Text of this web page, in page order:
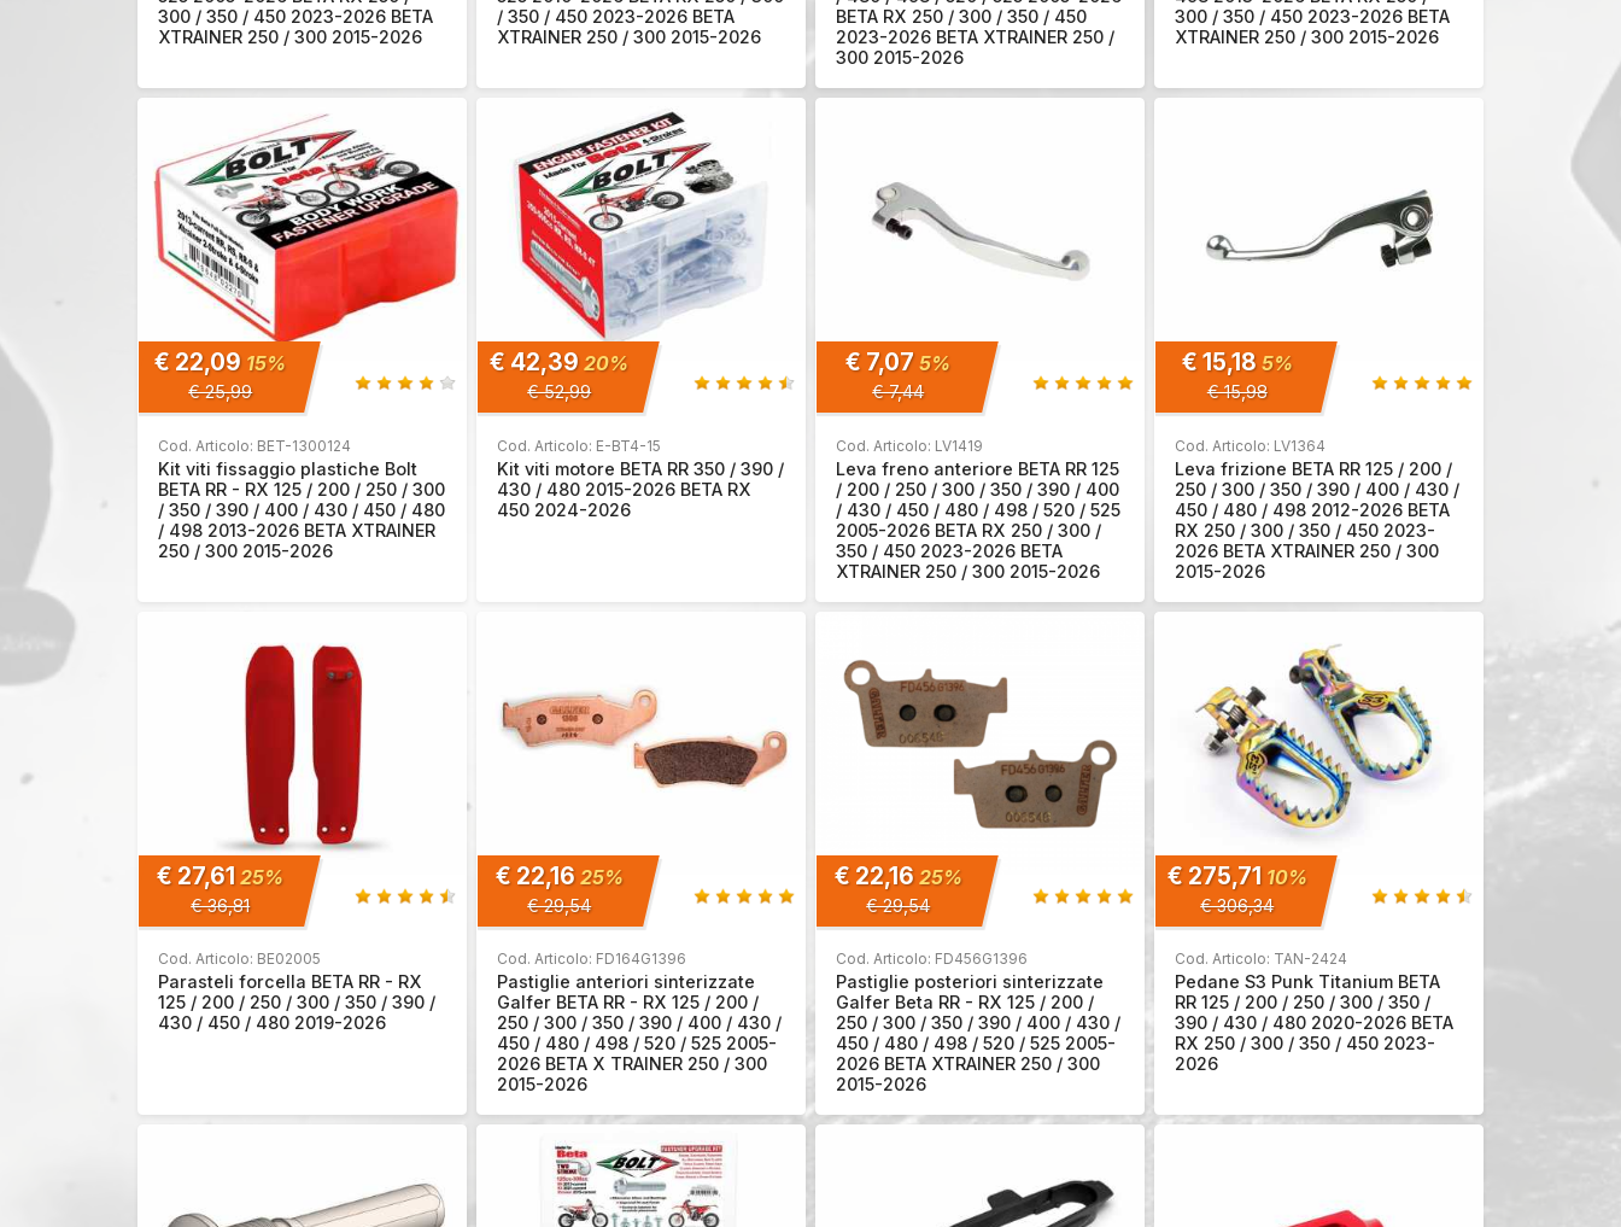
300 / 350 / 450 2023-2026 BETA
XTRAINER 250 / 300 2015-2026
/ 350 / 450 2023-2026 BETA
XTRAINER 250 / 300 2015-2026
BETA RX 250 / 300 / 350 / 450
2023-2026 BETA XTRAINER 250 /
300 2015-2026
300 / 350 / 450 2023-2026 BETA
XTRAINER 250 / 300 2015-2026
€ 22,09 15%
€ 25,99
Cod. Articolo: BET-1300124
Kit viti fissaggio plastiche Bolt
BETA RR - RX 125 / 200 / 250 / 300
/ 350 / 390 / 400 / 430 / 450 / 480
/ 498 2013-2026 BETA XTRAINER
250 / 300 2015-2026
€ 42,3920%
€ 52,99
Cod. Articolo: E-BT4-15
Kit viti motore BETA RR 350 / 390 /
430 / 480 2015-2026 BETA RX
450 2024-2026
€ 7,075%
€ 7,44
Cod. Articolo: LV1419
Leva freno anteriore BETA RR 125
/ 200 / 250 / 300 / 350 / 390 / 400
/ 430 / 450 / 480 / 498 / 520 / 525
2005-2026 BETA RX 250 / 300 /
350 / 450 2023-2026 BETA
XTRAINER 250 / 300 2015-2026
€ 15,18 5%
€ 15,98
Cod. Articolo: LV1364
Leva frizione BETA RR 125 / 200 /
250 / 300 / 350 / 390 / 400 / 430 /
450 / 480 / 498 2012-2026 BETA
RX 250 / 300 / 350 / 450 2023-
2026 BETA XTRAINER 250 / 300
2015-2026
€ 27,6125%
€ 36,81
Cod. Articolo: BE02005
Parasteli forcella BETA RR - RX
125 / 200 / 250 / 300 / 350 / 390 /
430 / 450 / 480 2019-2026
€ 22,16 25%
€ 29,54
Cod. Articolo: FD164G1396
Pastiglie anteriori sinterizzate
Galfer BETA RR - RX 125 / 200 /
250 / 300 / 350 / 390 / 400 / 430 /
450 / 480 / 498 / 520 / 525 2005-
2026 BETA X TRAINER 250 / 300
2015-2026
€ 22,16 25%
€ 29,54
Cod. Articolo: FD456G1396
Pastiglie posteriori sinterizzate
Galfer Beta RR - RX 125 / 200 /
250 / 300 / 350 / 390 / 400 / 430 /
450 / 480 / 498 / 520 / 525 2005-
2026 BETA XTRAINER 250 / 300
2015-2026
€ 275,71 10%
€ 306,34
Cod. Articolo: TAN-2424
Pedane S3 Punk Titanium BETA
RR 125 / 200 / 250 / 300 / 350 /
390 / 430 / 480 2020-2026 BETA
RX 250 / 300 / 350 / 450 2023-
2026